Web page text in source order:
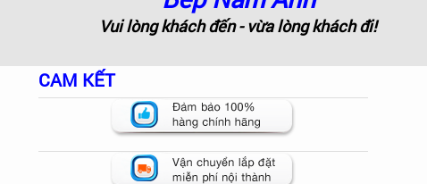
Vui lòng khách đến - vừa lòng khách đi!
CAM KẾT